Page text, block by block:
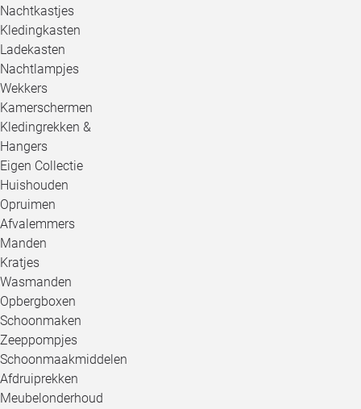
Nachtkastjes
Kledingkasten
Ladekasten
Nachtlampjes
Wekkers
Kamerschermen
Kledingrekken &
Hangers
Eigen Collectie
Huishouden
Opruimen
Afvalemmers
Manden
Kratjes
Wasmanden
Opbergboxen
Schoonmaken
Zeeppompjes
Schoonmaakmiddelen
Afdruiprekken
Meubelonderhoud